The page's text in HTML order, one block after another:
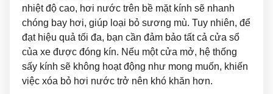
nhiệt độ cao, hơi nước trên bề mặt kính sẽ nhanh
chóng bay hơi, giúp loại bỏ sương mù. Tuy nhiên, để
đạt hiệu quả tối đa, bạn cần đảm bảo tất cả cửa sổ
của xe được đóng kín. Nếu một cửa mở, hệ thống
sấy kính sẽ không hoạt động như mong muốn, khiến
việc xóa bỏ hơi nước trở nên khó khăn hơn.